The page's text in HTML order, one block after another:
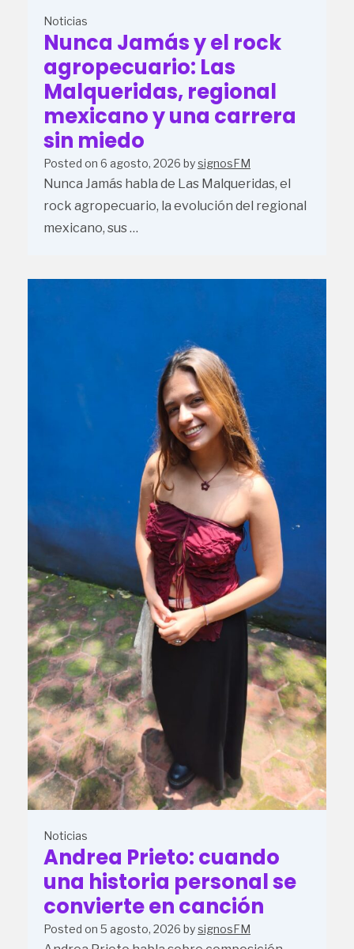
Noticias
Nunca Jamás y el rock
agropecuario: Las
Malqueridas, regional
mexicano y una carrera
sin miedo
Posted on 6 agosto, 2026 bysignosFM
Nunca Jamás habla de Las Malqueridas, el
rock agropecuario, la evolución del regional
mexicano, sus …
Noticias
Andrea Prieto: cuando
una historia personal se
convierte en canción
Posted on 5 agosto, 2026 bysignosFM